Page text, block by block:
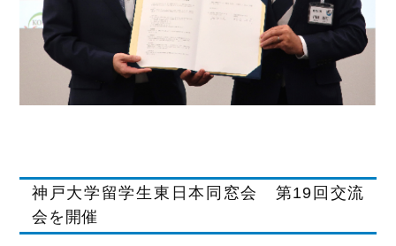
神戸大学留学生東日本同窓会 第19回交流
会を開催